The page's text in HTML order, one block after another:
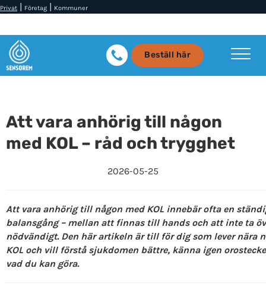
Privat | Företag | Kommuner
Beställ här
Att vara anhörig till någon
med KOL – råd och trygghet
2026-05-25
Att vara anhörig till någon med KOL innebär ofta en
balansgång – mellan att finnas till hands och att inte ta
nödvändigt. Den här artikeln är till för dig som lever nära
KOL och vill förstå sjukdomen bättre, känna igen
vad du kan göra.